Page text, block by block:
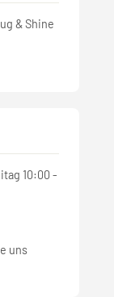
& Shine
10:00 -
uns